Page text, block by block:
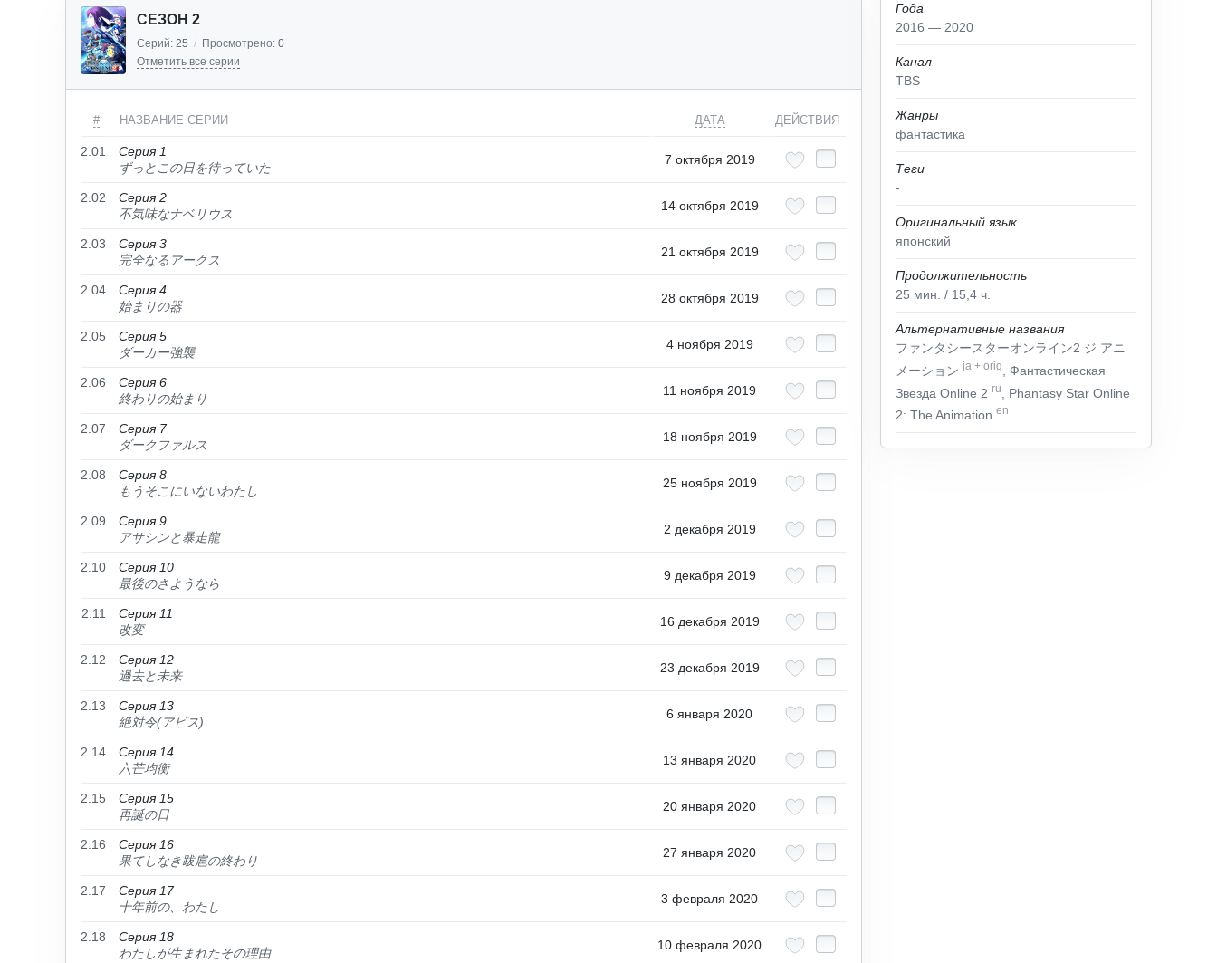
Года
2016 — 2020
Канал
TBS
Жанры
фантастика
Теги
-
Оригинальный язык
японский
Продолжительность
25 мин. / 15,4 ч.
Альтернативные названия
ファンタシースターオンライン2 ジ アニ
メーションja + orig
, Фантастическая
Звезда Online 2 ru
, Phantasy Star Online
2: The Animation en
СЕЗОН 2
Серий: 25 / Просмотрено: 0
Отметить все серии
# НАЗВАНИЕ СЕРИИ ДАТА ДЕЙСТВИЯ
2.01
Серия 1
ずっとこの日を待っていた
7 октября 2019
2.02
Серия 2
不気味なナベリウス
14 октября 2019
2.03
Серия 3
完全なるアークス
21 октября 2019
2.04
Серия 4
始まりの器
28 октября 2019
2.05
Серия 5
ダーカー強襲
4 ноября 2019
2.06
Серия 6
終わりの始まり
11 ноября 2019
2.07
Серия 7
ダークファルス
18 ноября 2019
2.08
Серия 8
もうそこにいないわたし
25 ноября 2019
2.09
Серия 9
アサシンと暴走龍
2 декабря 2019
2.10
Серия 10
最後のさようなら
9 декабря 2019
2.11
Серия 11
改変
16 декабря 2019
2.12
Серия 12
過去と未来
23 декабря 2019
2.13
Серия 13
絶対令(アビス)
6 января 2020
2.14
Серия 14
六芒均衡
13 января 2020
2.15
Серия 15
再誕の日
20 января 2020
2.16
Серия 16
果てしなき跋扈の終わり
27 января 2020
2.17
Серия 17
十年前の、わたし
3 февраля 2020
2.18
Серия 18
わたしが生まれたその理由
10 февраля 2020